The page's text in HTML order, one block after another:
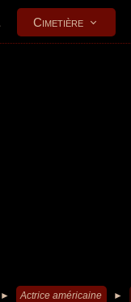
Cimetière
► Actrice américaine ►